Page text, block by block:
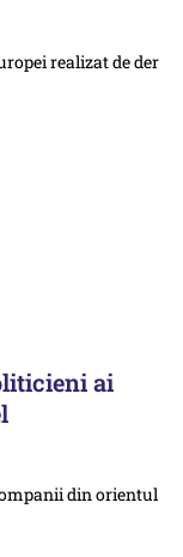
ai